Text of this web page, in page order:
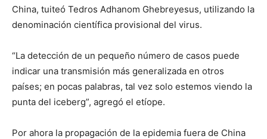
China, tuiteó Tedros Adhanom Ghebreyesus, utilizando la
denominación científica provisional del virus.
“La detección de un pequeño número de casos puede
indicar una transmisión más generalizada en otros
países; en pocas palabras, tal vez solo estemos viendo la
punta del iceberg”, agregó el etíope.
Por ahora la propagación de la epidemia fuera de China